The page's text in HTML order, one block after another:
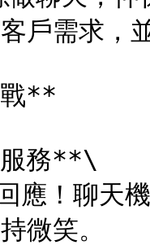
戶需求，
**
務**\
微笑。